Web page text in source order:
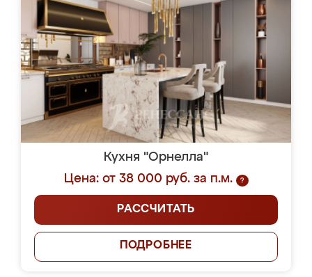
Кухня "Орнелла"
Цена: от 38 000 руб. за п.м.
?
РАССЧИТАТЬ
ПОДРОБНЕЕ